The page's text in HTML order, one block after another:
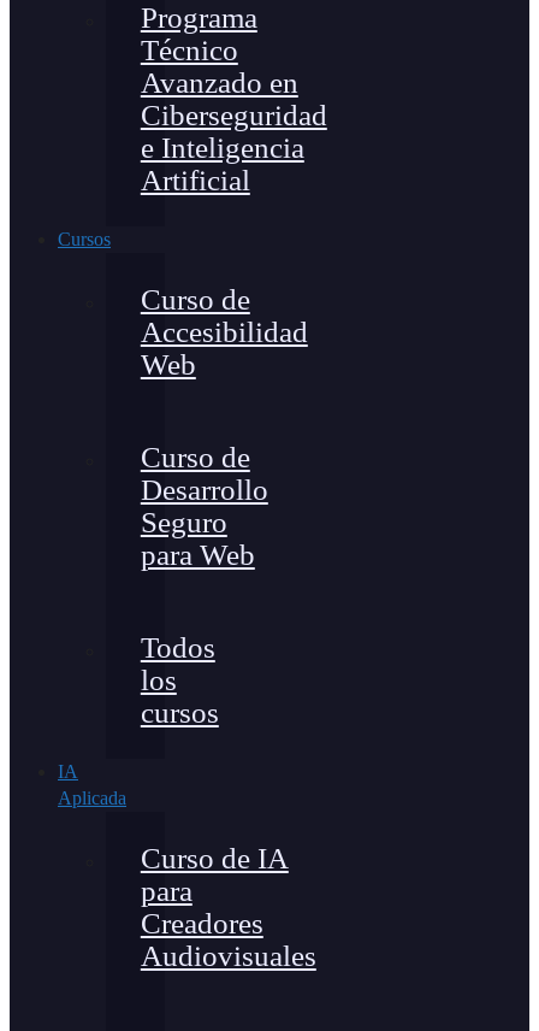
Programa
Técnico
Avanzado en
Ciberseguridad
e Inteligencia
Artificial
Cursos
Curso de
Accesibilidad
Web
Curso de
Desarrollo
Seguro
para Web
Todos
los
cursos
IA
Aplicada
Curso de IA
para
Creadores
Audiovisuales